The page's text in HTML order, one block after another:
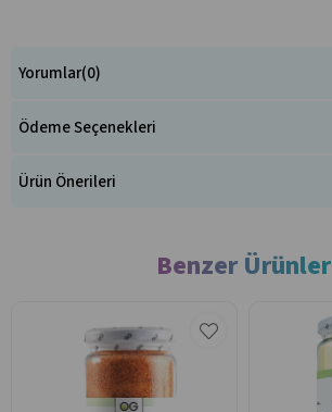
Yorumlar(0)
Ödeme Seçenekleri
Ürün Önerileri
Benzer Ürünler